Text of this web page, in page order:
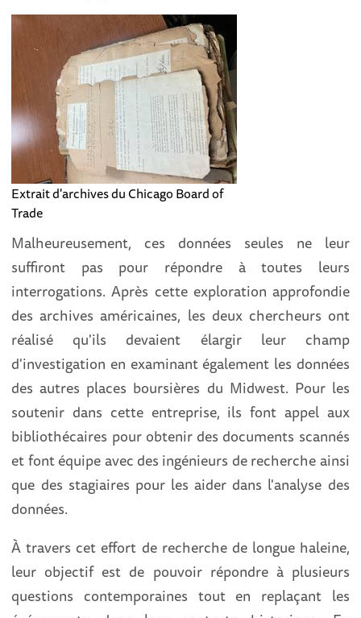
Extrait d'archives du Chicago Board of
Trade
Malheureusement, ces données seules ne leur
suffiront pas pour répondre à toutes leurs
interrogations. Après cette exploration approfondie
des archives américaines, les deux chercheurs ont
réalisé qu'ils devaient élargir leur champ
d'investigation en examinant également les données
des autres places boursières du Midwest. Pour les
soutenir dans cette entreprise, ils font appel aux
bibliothécaires pour obtenir des documents scannés
et font équipe avec des ingénieurs de recherche ainsi
que des stagiaires pour les aider dans l'analyse des
données.
À travers cet effort de recherche de longue haleine,
leur objectif est de pouvoir répondre à plusieurs
questions contemporaines tout en replaçant les